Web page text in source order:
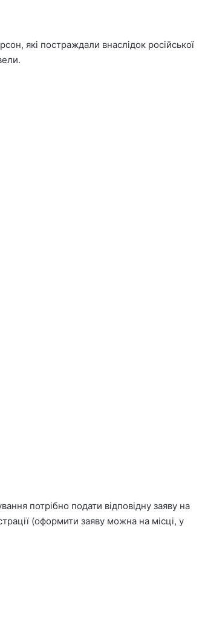
які постраждали внаслідок російської
потрібно подати відповідну заяву на
(оформити заяву можна на місці, у